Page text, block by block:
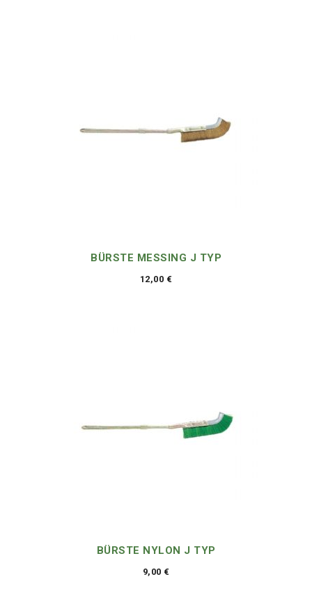
BÜRSTE MESSING J TYP
12,00 €
BÜRSTE NYLON J TYP
9,00 €